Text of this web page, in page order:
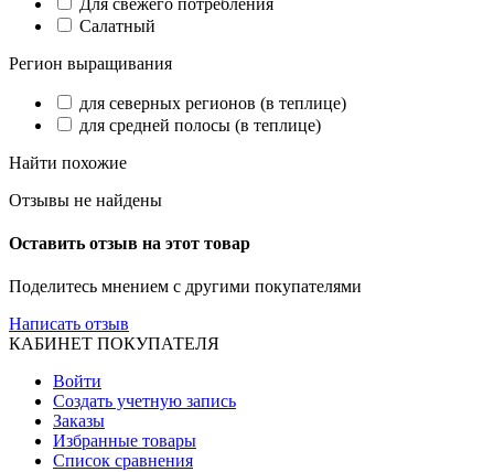
Салатный
Регион выращивания
для северных регионов (в теплице)
для средней полосы (в теплице)
Найти похожие
Отзывы не найдены
Оставить отзыв на этот товар
Поделитесь мнением с другими покупателями
Написать отзыв
КАБИНЕТ ПОКУПАТЕЛЯ
Войти
Создать учетную запись
Заказы
Избранные товары
Список сравнения